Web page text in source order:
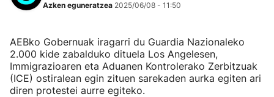
Azken eguneratzea 2025/06/08 - 11:50
AEBko Gobernuak iragarri du Guardia Nazionaleko
2.000 kide zabalduko dituela Los Angelesen,
Immigrazioaren eta Aduanen Kontrolerako Zerbitzuak
(ICE) ostiralean egin zituen sarekaden aurka egiten ari
diren protestei aurre egiteko.